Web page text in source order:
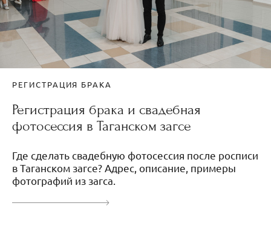
РЕГИСТРАЦИЯ БРАКА
Регистрация брака и свадебная
фотосессия в Таганском загсе
Где сделать свадебную фотосессия после росписи
в Таганском загсе? Адрес, описание, примеры
фотографий из загса.